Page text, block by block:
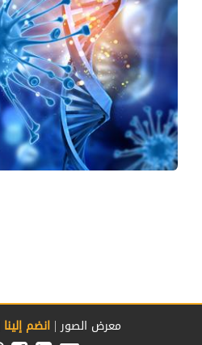
معرض الصور| انضم إلينا|